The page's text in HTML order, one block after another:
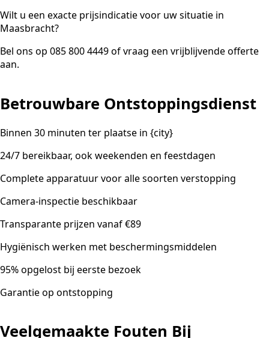
Wilt u een exacte prijsindicatie voor uw situatie in
Maasbracht?
Bel ons op 085 800 4449 of vraag een vrijblijvende offerte
aan.
Betrouwbare Ontstoppingsdienst
Binnen 30 minuten ter plaatse in {city}
24/7 bereikbaar, ook weekenden en feestdagen
Complete apparatuur voor alle soorten verstopping
Camera-inspectie beschikbaar
Transparante prijzen vanaf €89
Hygiënisch werken met beschermingsmiddelen
95% opgelost bij eerste bezoek
Garantie op ontstopping
Veelgemaakte Fouten Bij